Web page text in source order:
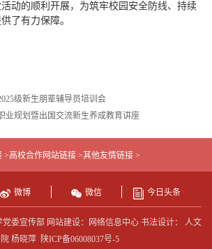
动的顺利开展，为筑牢校园安全防线、持续
了有力保障。
级新生朋辈辅导员培训会
业规划暨出国交流新生养成教育讲座
>高校合作网站链接 >其他友情链接 >
微博 微信 今日头条
委宣传部 网站建设：网络信息中心 书法设计： 人文
杨晓萍 陕ICP备06008037号-5